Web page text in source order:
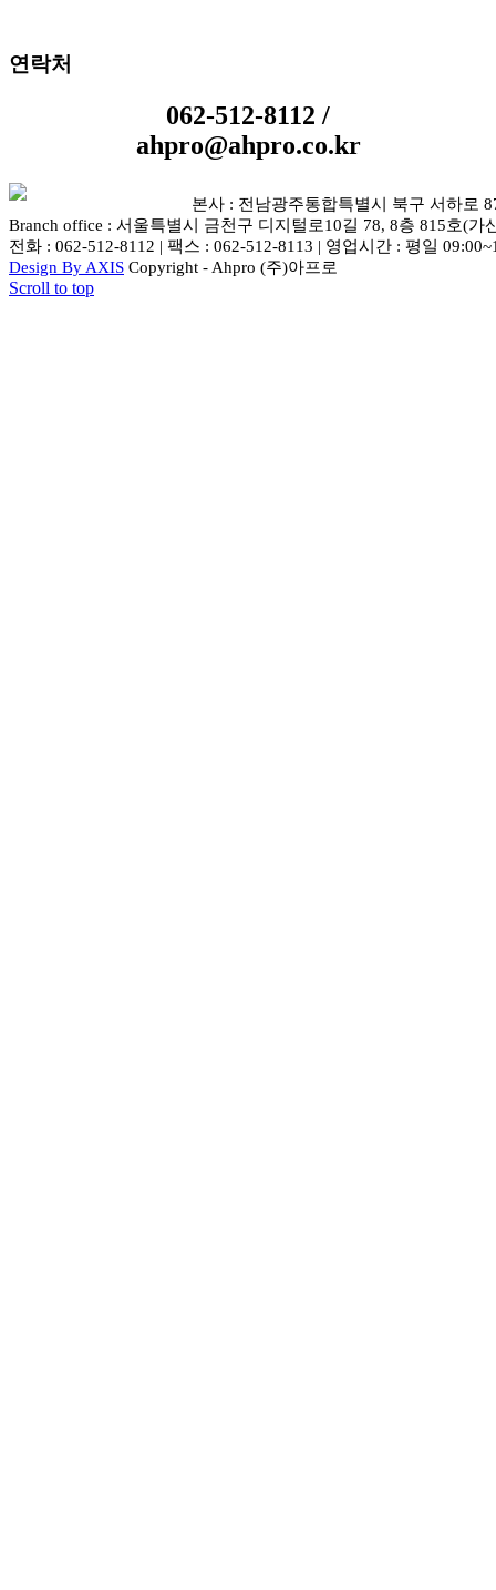
연락처
062-512-8112 /
ahpro@ahpro.co.kr
본사 : 전남광주통합특별시 북구 서하로
Branch office : 서울특별시 금천구 디지털로10길 78, 8층 815호(가
전화 : 062-512-8112 | 팩스 : 062-512-8113 | 영업시간 : 평일
Design By AXIS Copyright - Ahpro (주)아프로
Scroll to top